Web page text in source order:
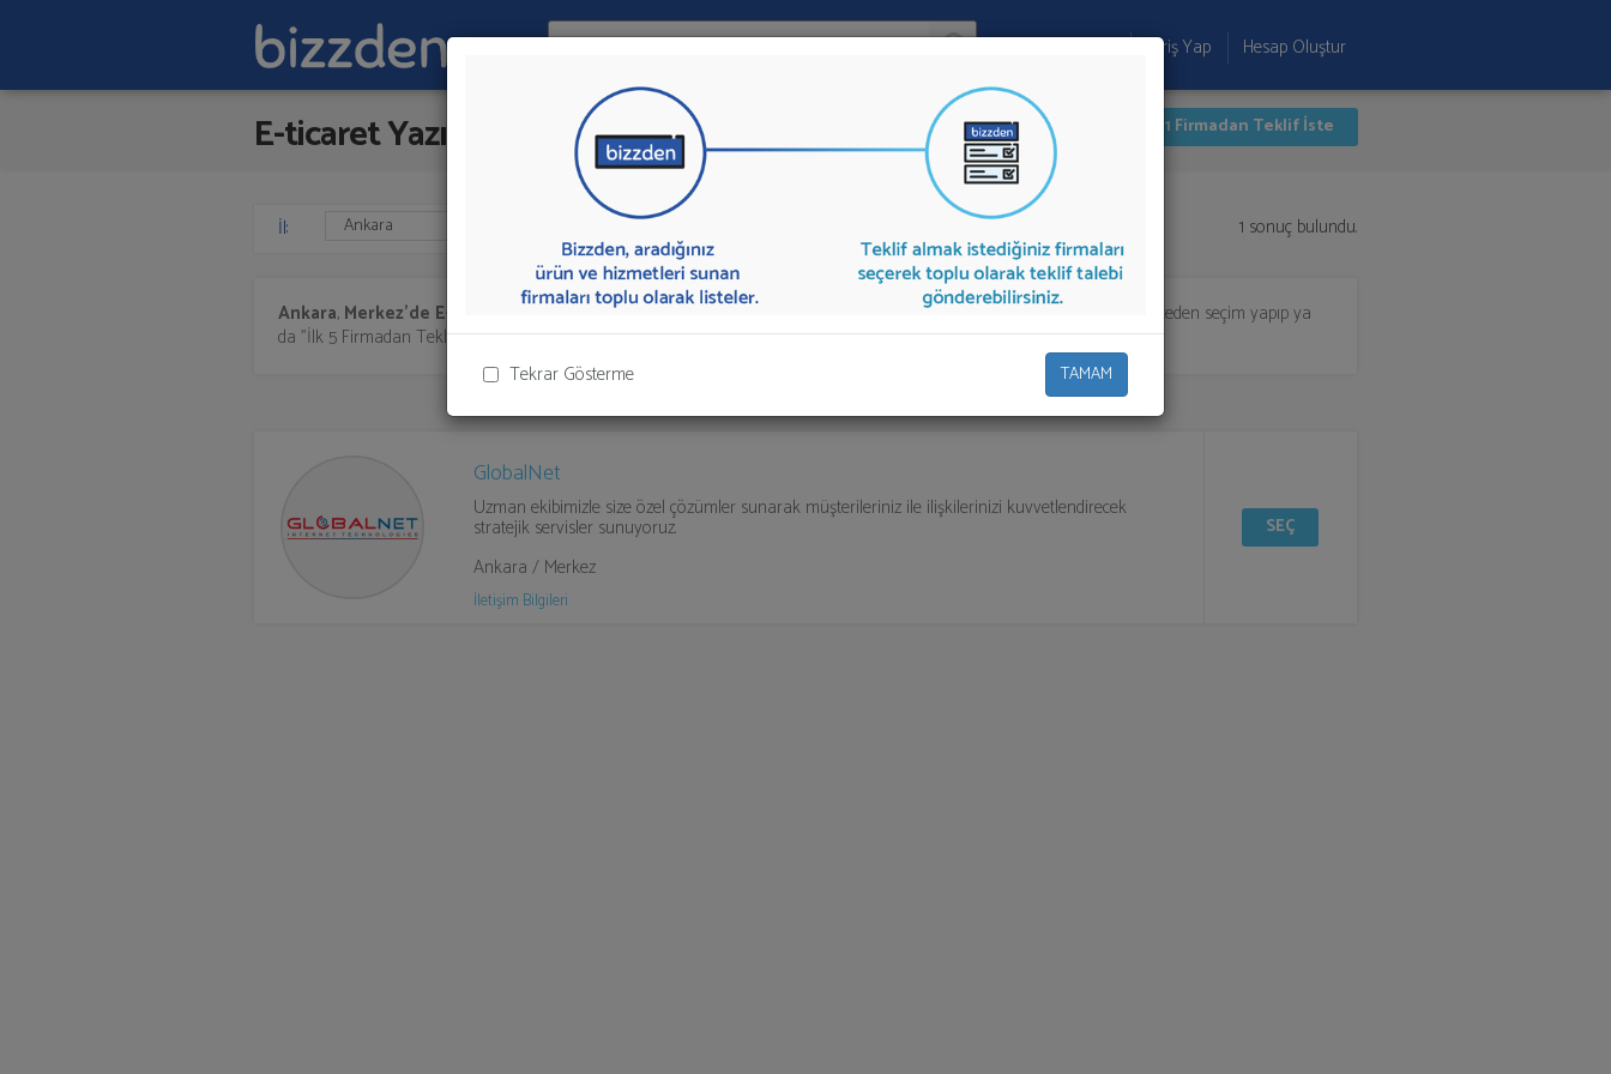
Tekrar Gösterme TAMAM
Ara:
Firma Ekle Giriş Yap Hesap Oluştur
E-ticaret Yazılımı İlk 1 Firmadan Teklif İste
İl: 1 sonuç bulundu.
Ankara, Merkez'de E-ticaret Yazılımısunan firmalar aşağıda listelenmektedir. E-ticaret Yazılımıteklifi almak için listeden seçim yapıp ya
da "İlk 5 Firmadan Teklif İste" kısmından toplu olarak teklif talebinizi firmalara aktarabilirsiniz.
GlobalNet
Uzman ekibimizle size özel çözümler sunarak müşterileriniz ile ilişkilerinizi kuvvetlendirecek
stratejik servisler sunuyoruz.
Ankara / Merkez
İletişim Bilgileri
SEÇ